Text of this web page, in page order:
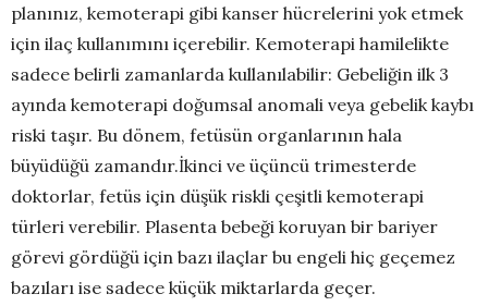
planınız, kemoterapi gibi kanser hücrelerini yok etmek
için ilaç kullanımını içerebilir. Kemoterapi hamilelikte
sadece belirli zamanlarda kullanılabilir: Gebeliğin ilk 3
ayında kemoterapi doğumsal anomali veya gebelik kaybı
riski taşır. Bu dönem, fetüsün organlarının hala
büyüdüğü zamandır.İkinci ve üçüncü trimesterde
doktorlar, fetüs için düşük riskli çeşitli kemoterapi
türleri verebilir. Plasenta bebeği koruyan bir bariyer
görevi gördüğü için bazı ilaçlar bu engeli hiç geçemez
bazıları ise sadece küçük miktarlarda geçer.